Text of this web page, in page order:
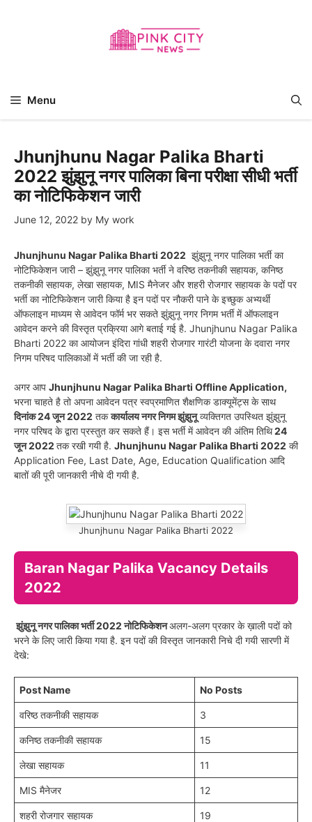
Menu
Jhunjhunu Nagar Palika Bharti
2022 झुंझुनू नगर पालिका बिना परीक्षा सीधी भर्ती
का नोटिफिकेशन जारी
June 12, 2022 by My work
Jhunjhunu Nagar Palika Bharti 2022 झुंझुनू नगर पालिका भर्ती का
नोटिफिकेशन जारी – झुंझुनू नगर पालिका भर्ती ने वरिष्ठ तकनीकी सहायक, कनिष्ठ
तकनीकी सहायक, लेखा सहायक, MIS मैनेजर और शहरी रोजगार सहायक के पदों पर
भर्ती का नोटिफिकेशन जारी किया है इन पदों पर नौकरी पाने के इच्छुक अभ्यर्थी
ऑफलाइन माध्यम से आवेदन फॉर्म भर सकते झुंझुनू नगर निगम भर्ती में ऑफलाइन
आवेदन करने की विस्तृत प्रक्रिया आगे बताई गई है. Jhunjhunu Nagar Palika
Bharti 2022 का आयोजन इंदिरा गांधी शहरी रोजगार गारंटी योजना के दवारा नगर
निगम परिषद पालिकाओं में भर्ती की जा रही है.
अगर आप Jhunjhunu Nagar Palika Bharti Offline Application,
भरना चाहते है तो अपना आवेदन पत्र स्वप्रमाणित शैक्षणिक डाक्यूमेंट्स के साथ
दिनांक 24 जून 2022 तककार्यालय नगर निगम झुंझुनूव्यक्तिगत उपस्थित झुंझुनू
नगर परिषद के द्वारा प्रस्तुत कर सकते हैं। इस भर्ती में आवेदन की अंतिम तिथि24
जून 2022 तक रखी गयी है. Jhunjhunu Nagar Palika Bharti 2022 की
Application Fee, Last Date, Age, Education Qualification आदि
बातों की पूरी जानकारी नीचे दी गयी है.
Jhunjhunu Nagar Palika Bharti 2022
Baran Nagar Palika Vacancy Details
2022
झुंझुनू नगर पालिका भर्ती 2022 नोटिफिकेशनअलग-अलग प्रकार के ख़ाली पदों को
भरने के लिए जारी किया गया है. इन पदों की विस्तृत जानकारी निचे दी गयी सारणी में
देखे:
Post Name No Posts
वरिष्ठ तकनीकी सहायक 3
कनिष्ठ तकनीकी सहायक 15
लेखा सहायक 11
MIS मैनेजर 12
शहरी रोजगार सहायक 19